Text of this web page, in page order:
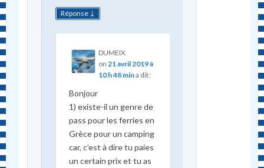
Réponse ↓
DUMEIX
on 21 avril 2019 à
10 h 48 mina dit :
Bonjour
1) existe-il un genre de
pass pour les ferries en
Grèce pour un camping
car, c’est à dire tu paies
un certain prix et tu as